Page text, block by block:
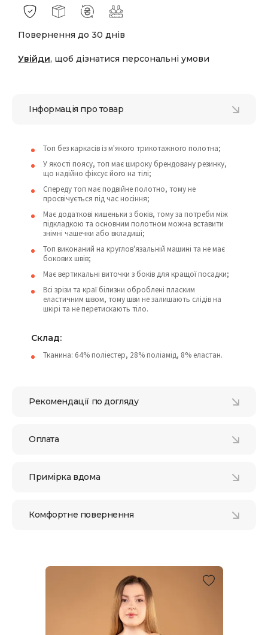
Повернення до 30 днів
Увійди, щоб дізнатися персональні умови
Інформація про товар
Топ без каркасів із м'якого трикотажного полотна;
У якості поясу, топ має широку брендовану резинку,
що надійно фіксує його на тілі;
Спереду топ має подвійне полотно, тому не
просвічується під час носіння;
Має додаткові кишеньки з боків, тому за потреби між
підкладкою та основним полотном можна вставити
знімні чашечки або вкладиші;
Топ виконаний на круглов'язальній машині та не має
бокових швів;
Має вертикальні виточки з боків для кращої посадки;
Всі зрізи та краї білизни оброблені пласким
еластичним швом, тому шви не залишають слідів на
шкірі та не перетискають тіло.
Склад:
Тканина: 64% поліестер, 28% поліамід, 8% еластан.
Рекомендації по догляду
Оплата
Примірка вдома
Комфортне повернення